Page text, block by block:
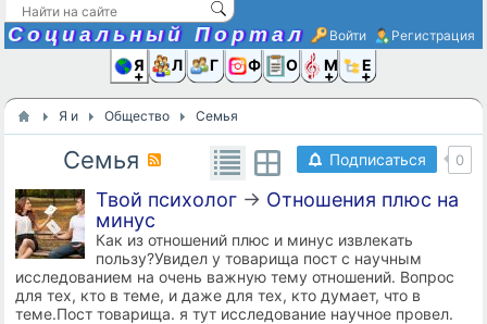
Социальный Портал Войти Регистрация
Я иЛюди
Группы
Фото Ещё
Я и Общество Семья
Подписаться 0
Семья
Твой психолог → Отношения плюс на
минус
Как из отношений плюс и минус извлекать
пользу?Увидел у товарища пост с научным
исследованием на очень важную тему отношений. Вопрос
для тех, кто в теме, и даже для тех, кто думает, что в
теме.Пост товарища. я тут исследование научное провел.